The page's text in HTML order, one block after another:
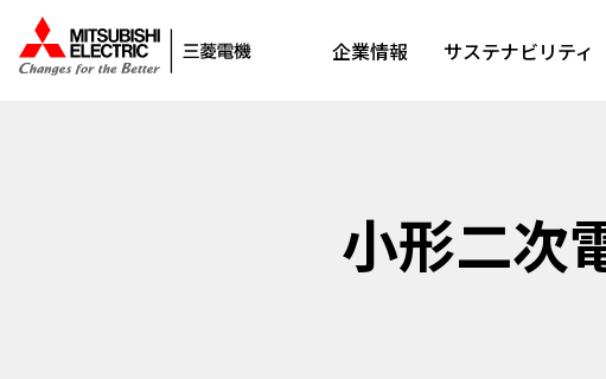
企業情報 サステナビリティ
小形二次